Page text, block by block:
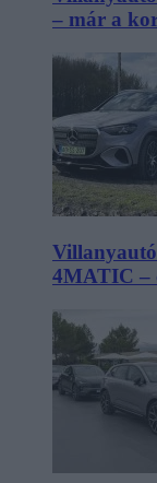
– már a
Villanyautó
4MATIC –